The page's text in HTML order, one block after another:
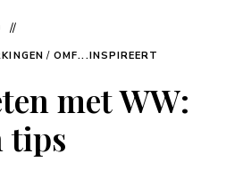
/ OMF...INSPIREERT
met WW:
tips